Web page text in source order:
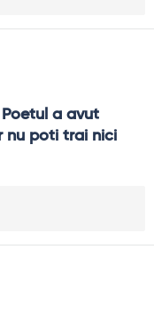
a avut
nu poti trai nici